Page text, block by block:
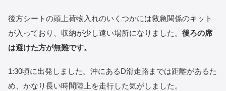
後方シートの頭上荷物入れのいくつかには救急関係のキット
が入っており、収納が少し遠い場所になりました。 後ろの席
は避けた方が無難です。
1:30頃に出発しました。沖にあるD滑走路までは距離があるた
め、かなり長い時間陸上を走行した気がしました。